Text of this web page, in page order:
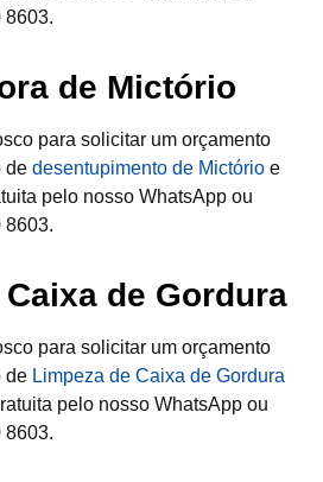
8603.
de Mictório
para solicitar um orçamento
de desentupimento de Mictório e
pelo nosso WhatsApp ou
8603.
de Gordura
para solicitar um orçamento
de Limpeza de Caixa de Gordura
pelo nosso WhatsApp ou
8603.